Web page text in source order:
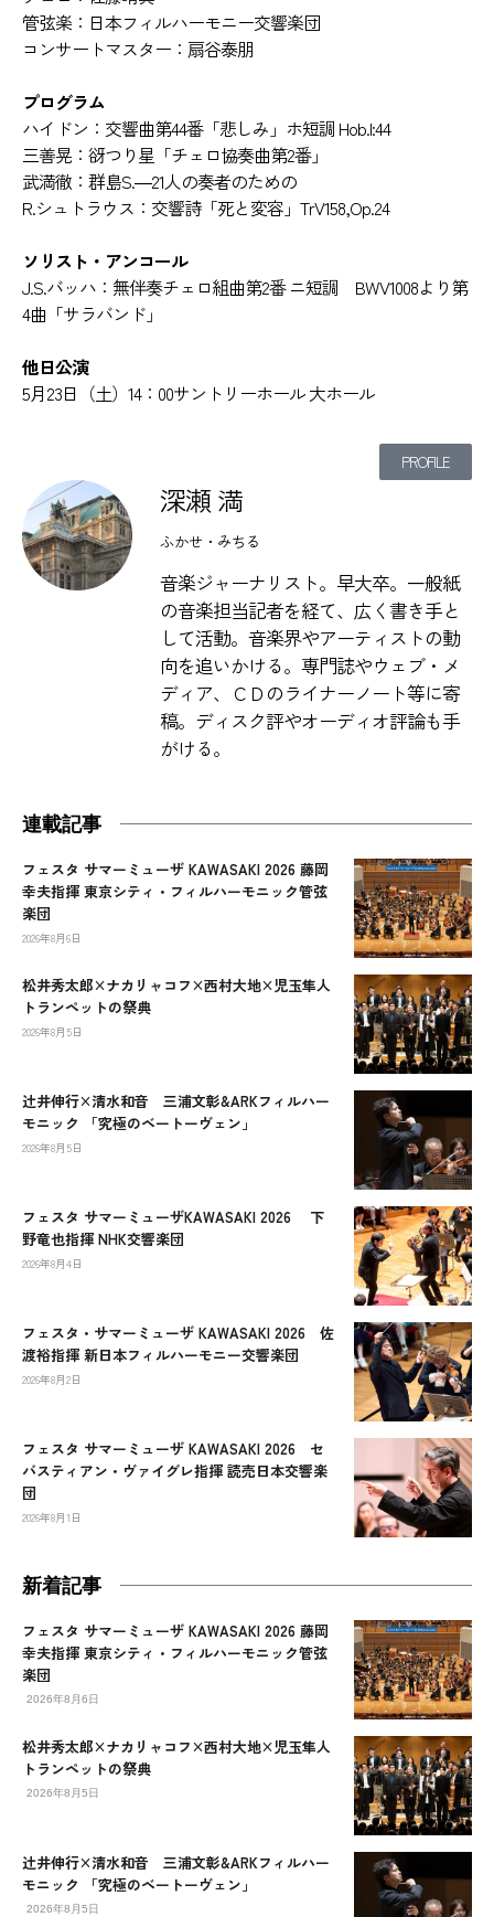
管弦楽：日本フィルハーモニー交響楽団
コンサートマスター：扇谷泰朋
プログラム
ハイドン：交響曲第44番「悲しみ」ホ短調 Hob.I:44
三善晃：谺つり星「チェロ協奏曲第2番」
武満徹：群島S.―21人の奏者のための
R.シュトラウス：交響詩「死と変容」TrV158,Op.24
ソリスト・アンコール
J.S.バッハ：無伴奏チェロ組曲第2番 ニ短調 BWV1008より第
4曲「サラバンド」
他日公演
5月23日（土）14：00サントリーホール 大ホール
PROFILE
深瀬 満
ふかせ・みちる
音楽ジャーナリスト。早大卒。一般紙
の音楽担当記者を経て、広く書き手と
して活動。音楽界やアーティストの動
向を追いかける。専門誌やウェブ・メ
ディア、ＣＤのライナーノート等に寄
稿。ディスク評やオーディオ評論も手
がける。
連載記事
フェスタ サマーミューザ KAWASAKI 2026 藤岡
幸夫指揮 東京シティ・フィルハーモニック管弦
楽団
2026年8月6日
松井秀太郎×ナカリャコフ×西村大地×児玉隼人
トランペットの祭典
2026年8月5日
辻󠄀井伸行×清水和音 三浦文彰&ARKフィルハー
モニック 「究極のベートーヴェン」
2026年8月5日
フェスタ サマーミューザKAWASAKI 2026 下
野竜也指揮 NHK交響楽団
2026年8月4日
フェスタ・サマーミューザ KAWASAKI 2026 佐
渡裕指揮 新日本フィルハーモニー交響楽団
2026年8月2日
フェスタ サマーミューザ KAWASAKI 2026 セ
バスティアン・ヴァイグレ指揮 読売日本交響楽
団
2026年8月1日
新着記事
フェスタ サマーミューザ KAWASAKI 2026 藤岡
幸夫指揮 東京シティ・フィルハーモニック管弦
楽団
2026年8月6日
松井秀太郎×ナカリャコフ×西村大地×児玉隼人
トランペットの祭典
2026年8月5日
辻󠄀井伸行×清水和音 三浦文彰&ARKフィルハー
モニック 「究極のベートーヴェン」
2026年8月5日